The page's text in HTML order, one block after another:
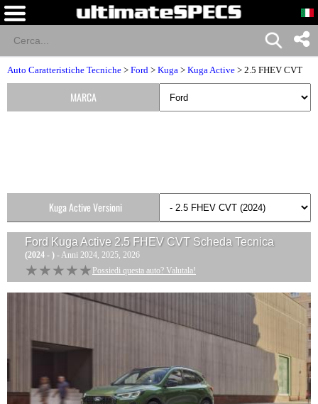
Auto Caratteristiche Tecniche > Ford > Kuga > Kuga Active > 2.5 FHEV CVT
Ford Kuga Active 2.5 FHEV CVT Scheda Tecnica
(2024 - ) - Anni 2024, 2025, 2026
★★★★★
★★★★★ Possiedi questa auto? Valutala!
MARCA
Kuga Active Versioni